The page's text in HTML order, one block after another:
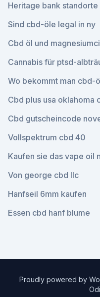
Heritage bank
Sind cbd-öle legal in ny
Cbd öl und
Cannabis für ptsd-
Wo bekommt man cbd-
Cbd plus usa oklahoma
Cbd gutscheincode
Vollspektrum cbd 40
Kaufen sie das vape oil
Von george cbd llc
Hanfseil 6mm kaufen
Essen cbd hanf blume
Proudly powered by